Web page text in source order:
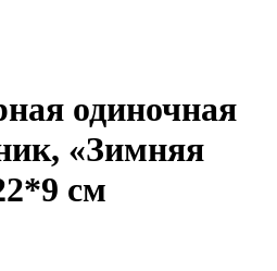
одиночная
«Зимняя
см